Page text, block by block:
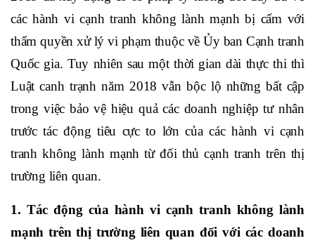
các hành vi cạnh tranh không lành mạnh bị cấm với
thẩm quyền xử lý vi phạm thuộc về Ủy ban Cạnh tranh
Quốc gia. Tuy nhiên sau một thời gian dài thực thi thì
Luật canh trạnh năm 2018 vẫn bộc lộ những bất cập
trong việc bảo vệ hiệu quả các doanh nghiệp tư nhân
trước tác động tiêu cực to lớn của các hành vi cạnh
tranh không lành mạnh từ đối thủ cạnh tranh trên thị
trường liên quan.
1. Tác động của hành vi cạnh tranh không lành
mạnh trên thị trường liên quan đối với các doanh